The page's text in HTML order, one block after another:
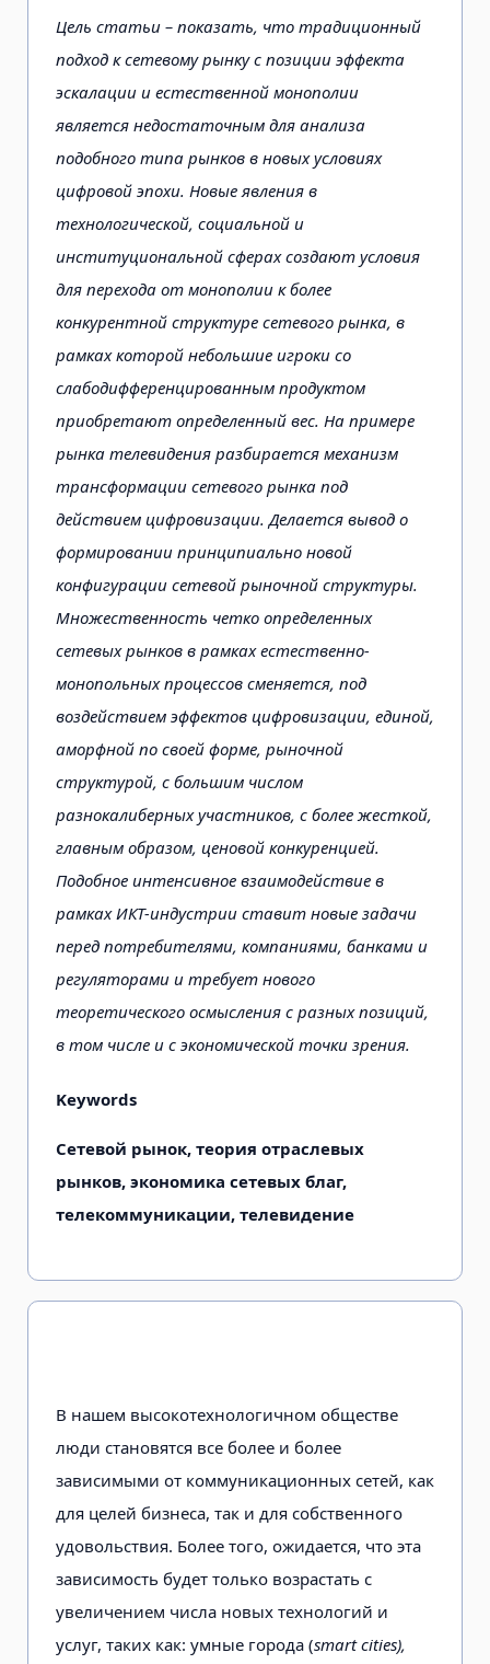
Цель статьи – показать, что традиционный
подход к сетевому рынку с позиции эффекта
эскалации и естественной монополии
является недостаточным для анализа
подобного типа рынков в новых условиях
цифровой эпохи. Новые явления в
технологической, социальной и
институциональной сферах создают условия
для перехода от монополии к более
конкурентной структуре сетевого рынка, в
рамках которой небольшие игроки со
слабодифференцированным продуктом
приобретают определенный вес. На примере
рынка телевидения разбирается механизм
трансформации сетевого рынка под
действием цифровизации. Делается вывод о
формировании принципиально новой
конфигурации сетевой рыночной структуры.
Множественность четко определенных
сетевых рынков в рамках естественно-
монопольных процессов сменяется, под
воздействием эффектов цифровизации, единой,
аморфной по своей форме, рыночной
структурой, с большим числом
разнокалиберных участников, с более жесткой,
главным образом, ценовой конкуренцией.
Подобное интенсивное взаимодействие в
рамках ИКТ-индустрии ставит новые задачи
перед потребителями, компаниями, банками и
регуляторами и требует нового
теоретического осмысления с разных позиций,
в том числе и с экономической точки зрения.
Keywords
Сетевой рынок, теория отраслевых
рынков, экономика сетевых благ,
телекоммуникации, телевидение
В нашем высокотехнологичном обществе
люди становятся все более и более
зависимыми от коммуникационных сетей, как
для целей бизнеса, так и для собственного
удовольствия. Более того, ожидается, что эта
зависимость будет только возрастать с
увеличением числа новых технологий и
услуг, таких как: умные города (smart cities),